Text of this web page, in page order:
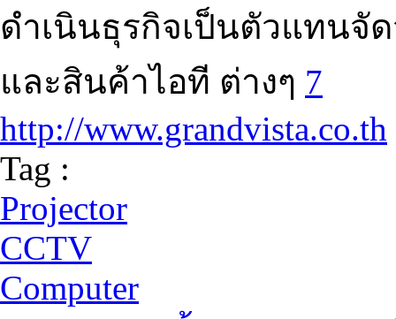
ดำเนินธุรกิจเป็นตัวแทนจั
และสินค้าไอที ต่างๆ 7
http://www.grandvista.co.th
Tag :
Projector
CCTV
Computer